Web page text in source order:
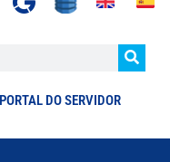
PORTAL DO SERVIDOR